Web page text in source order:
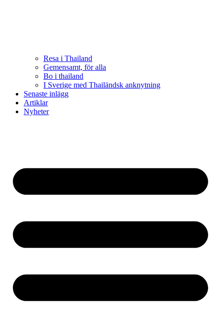
Resa i Thailand
Gemensamt, för alla
Bo i thailand
I Sverige med Thailändsk anknytning
Senaste inlägg
Artiklar
Nyheter